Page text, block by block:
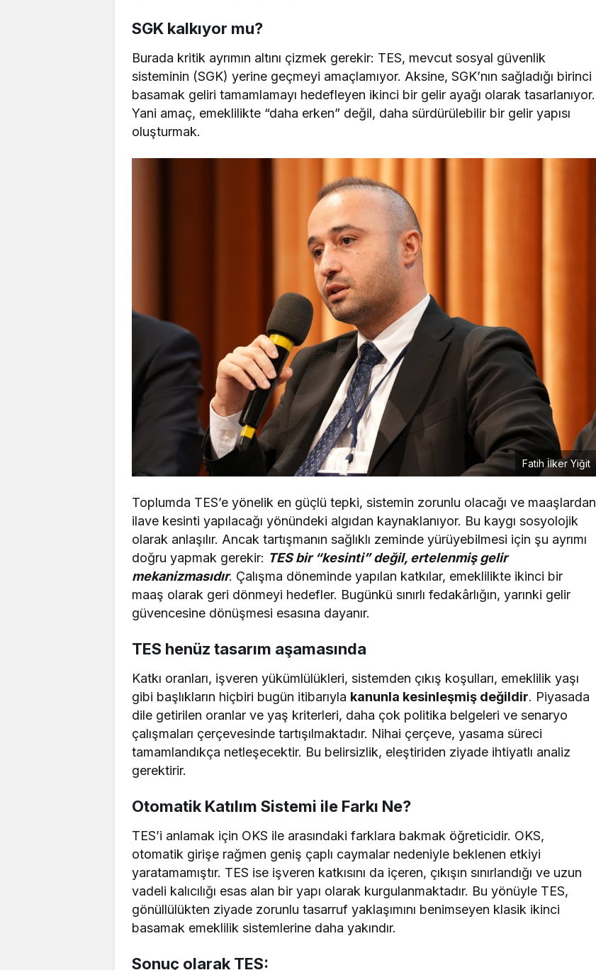
SGK kalkıyor mu?
Burada kritik ayrımın altını çizmek gerekir: TES, mevcut sosyal güvenlik
sisteminin (SGK) yerine geçmeyi amaçlamıyor. Aksine, SGK’nın sağladığı birinci
basamak geliri tamamlamayı hedefleyen ikinci bir gelir ayağı olarak tasarlanıyor.
Yani amaç, emeklilikte “daha erken” değil, daha sürdürülebilir bir gelir yapısı
oluşturmak.
Fatih İlker Yiğit
Toplumda TES’e yönelik en güçlü tepki, sistemin zorunlu olacağı ve maaşlardan
ilave kesinti yapılacağı yönündeki algıdan kaynaklanıyor. Bu kaygı sosyolojik
olarak anlaşılır. Ancak tartışmanın sağlıklı zeminde yürüyebilmesi için şu ayrımı
doğru yapmak gerekir: TES bir “kesinti” değil, ertelenmiş gelir
mekanizmasıdır. Çalışma döneminde yapılan katkılar, emeklilikte ikinci bir
maaş olarak geri dönmeyi hedefler. Bugünkü sınırlı fedakârlığın, yarınki gelir
güvencesine dönüşmesi esasına dayanır.
TES henüz tasarım aşamasında
Katkı oranları, işveren yükümlülükleri, sistemden çıkış koşulları, emeklilik yaşı
gibi başlıkların hiçbiri bugün itibarıyla kanunla kesinleşmiş değildir. Piyasada
dile getirilen oranlar ve yaş kriterleri, daha çok politika belgeleri ve senaryo
çalışmaları çerçevesinde tartışılmaktadır. Nihai çerçeve, yasama süreci
tamamlandıkça netleşecektir. Bu belirsizlik, eleştiriden ziyade ihtiyatlı analiz
gerektirir.
Otomatik Katılım Sistemi ile Farkı Ne?
TES’i anlamak için OKS ile arasındaki farklara bakmak öğreticidir. OKS,
otomatik girişe rağmen geniş çaplı caymalar nedeniyle beklenen etkiyi
yaratamamıştır. TES ise işveren katkısını da içeren, çıkışın sınırlandığı ve uzun
vadeli kalıcılığı esas alan bir yapı olarak kurgulanmaktadır. Bu yönüyle TES,
gönüllülükten ziyade zorunlu tasarruf yaklaşımını benimseyen klasik ikinci
basamak emeklilik sistemlerine daha yakındır.
Sonuç olarak TES: